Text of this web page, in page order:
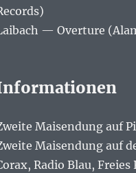
— Overture
Maisendung auf
Maisendung auf
Radio Blau,